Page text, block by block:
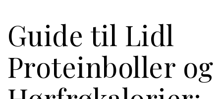
Guide til Lidl
Proteinboller og